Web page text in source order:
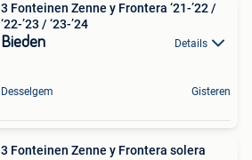
3 Fonteinen Zenne y Frontera ‘21-’22 /
‘22-’23 / ‘23-’24
Bieden Details
Desselgem Gisteren
3 Fonteinen Zenne y Frontera solera